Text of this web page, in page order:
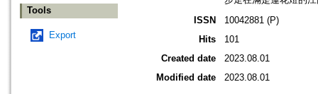
Tools
Export
ISSN
10042881 (P)
Hits
101
Created date
2023.08.01
Modified date
2023.08.01